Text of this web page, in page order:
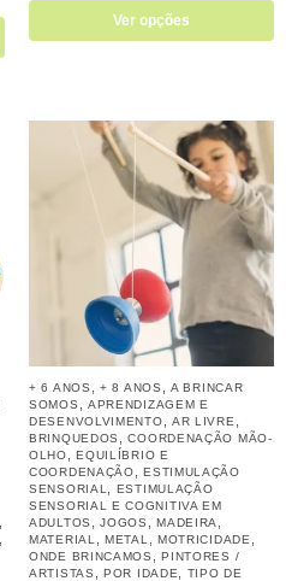
Ver opções
+ 6 ANOS ,+ 8 ANOS ,A BRINCAR
SOMOS
APRENDIZAGEM E
DESENVOLVIMENTO
AR LIVRE
BRINQUEDOS ,COORDENAÇÃO MÃO-
OLHO
,EQUILÍBRIO E
COORDENAÇÃO
,ESTIMULAÇÃO
SENSORIAL
ESTIMULAÇÃO
SENSORIAL E COGNITIVA EM
ADULTOS
,JOGOS ,MADEIRA
MATERIAL ,METAL MOTRICIDADE
ONDE BRINCAMOS ,PINTORES /
ARTISTAS
,POR IDADE
TIPO DE